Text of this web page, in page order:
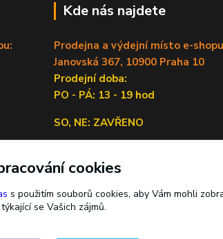
Kde nás najdete
Prodejna a výdejní místo e-
Janovská 367, 10900 Praha 10
Prodejní doba:
PO - PÁ: 13 - 19 hod
SO, NE: ZAVŘENO
Lečkova 1519/9, 14900 Praha 4
cookies
s použitím souborů cookies, aby Vám mohli
týkající se Vašich zájmů.